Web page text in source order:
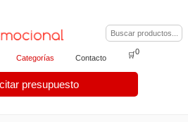
Categorías Contacto
presupuesto
🛒0